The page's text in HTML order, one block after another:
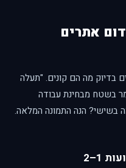
אתרים
בדיוק מה הם קונים. "תעלה
בשטח מבחינת עבודה
בשישי? הנה התמונה המלאה.
1–2